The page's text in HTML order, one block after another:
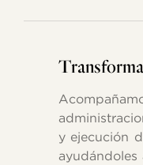
y ejecución
ayudándoles